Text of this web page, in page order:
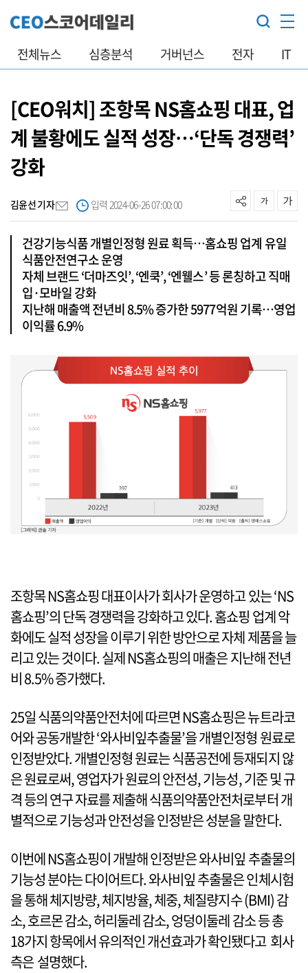
전체뉴스 심층분석 거버넌스 전자 IT
[CEO워치] 조항목 NS홈쇼핑 대표, 업
계 불황에도 실적 성장…‘단독 경쟁력’
강화
김윤선 기자 입력 2024-06-26 07:00:00
건강기능식품 개별인정형 원료 획득…홈쇼핑 업계 유일
식품안전연구소 운영
자체 브랜드 ‘더마즈잇’, ‘엔쿡’, ‘엔웰스’ 등 론칭하고 직매
입·모바일 강화
지난해 매출액 전년비 8.5% 증가한 5977억원 기록…영업
이익률 6.9%
조항목 NS홈쇼핑 대표이사가 회사가 운영하고 있는 ‘NS
홈쇼핑’의 단독 경쟁력을 강화하고 있다. 홈쇼핑 업계 악
화에도 실적 성장을 이루기 위한 방안으로 자체 제품을 늘
리고 있는 것이다. 실제 NS홈쇼핑의 매출은 지난해 전년
비 8.5% 증가했다.
25일 식품의약품안전처에 따르면 NS홈쇼핑은 뉴트라코
어와 공동개발한 ‘와사비잎추출물’을 개별인정형 원료로
인정받았다. 개별인정형 원료는 식품공전에 등재되지 않
은 원료로써, 영업자가 원료의 안전성, 기능성, 기준 및 규
격 등의 연구 자료를 제출해 식품의약품안전처로부터 개
별적으로 기능성과 안전성을 인정받은 성분을 말한다.
이번에 NS홈쇼핑이 개발해 인정받은 와사비잎 추출물의
기능성 분야는 다이어트다. 와사비잎 추출물은 인체시험
을 통해 체지방량, 체지방율, 체중, 체질량지수 (BMI) 감
소, 호르몬 감소, 허리둘레 감소, 엉덩이둘레 감소 등 총
18가지 항목에서 유의적인 개선효과가 확인됐다고 회사
측은 설명했다.